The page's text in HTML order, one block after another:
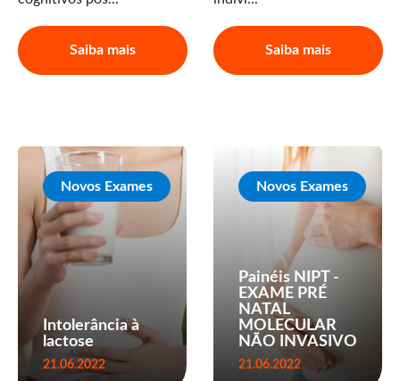
Saiba mais Saiba mais
Novos Exames
Intolerância à
lactose
21.06.2022
Novos Exames
Painéis NIPT -
EXAME PRÉ
NATAL
MOLECULAR
NÃO INVASIVO
21.06.2022